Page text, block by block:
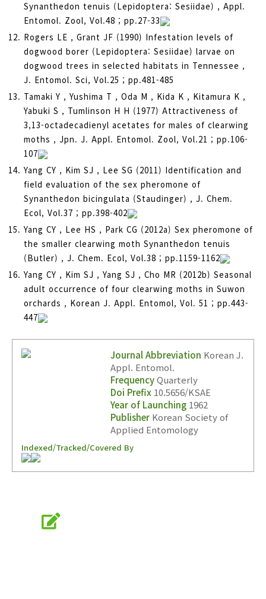
Synanthedon tenuis (Lepidoptera: Sesiidae) , Appl.
Entomol. Zool, Vol.48 ; pp.27-33
Rogers LE , Grant JF (1990) Infestation levels of
dogwood borer (Lepidoptera: Sesiidae) larvae on
dogwood trees in selected habitats in Tennessee ,
J. Entomol. Sci, Vol.25 ; pp.481-485
Tamaki Y , Yushima T , Oda M , Kida K , Kitamura K ,
Yabuki S , Tumlinson H H (1977) Attractiveness of
3,13-octadecadienyl acetates for males of clearwing
moths , Jpn. J. Appl. Entomol. Zool, Vol.21 ; pp.106-
107
Yang CY , Kim SJ , Lee SG (2011) Identification and
field evaluation of the sex pheromone of
Synanthedon bicingulata (Staudinger) , J. Chem.
Ecol, Vol.37 ; pp.398-402
Yang CY , Lee HS , Park CG (2012a) Sex pheromone of
the smaller clearwing moth Synanthedon tenuis
(Butler) , J. Chem. Ecol, Vol.38 ; pp.1159-1162
Yang CY , Kim SJ , Yang SJ , Cho MR (2012b) Seasonal
adult occurrence of four clearwing moths in Suwon
orchards , Korean J. Appl. Entomol, Vol. 51 ; pp.443-
447
Journal Abbreviation Korean J.
Appl. Entomol.
FrequencyQuarterly
Doi Prefix 10.5656/KSAE
Year of Launching 1962
Publisher Korean Society of
Applied Entomology
Indexed/Tracked/Covered By